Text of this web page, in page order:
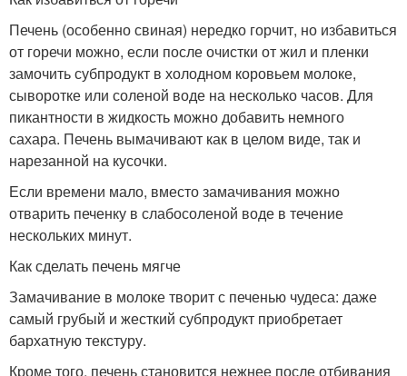
Печень (особенно свиная) нередко горчит, но избавиться
от горечи можно, если после очистки от жил и пленки
замочить субпродукт в холодном коровьем молоке,
сыворотке или соленой воде на несколько часов. Для
пикантности в жидкость можно добавить немного
сахара. Печень вымачивают как в целом виде, так и
нарезанной на кусочки.
Если времени мало, вместо замачивания можно
отварить печенку в слабосоленой воде в течение
нескольких минут.
Как сделать печень мягче
Замачивание в молоке творит с печенью чудеса: даже
самый грубый и жесткий субпродукт приобретает
бархатную текстуру.
Кроме того, печень становится нежнее после отбивания